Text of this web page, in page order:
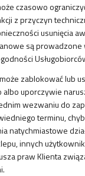
czasowo
z przyczyn
usunięcia
są prowadzone
zablokować lub
albo uporczywie
wezwaniu do
terminu,
natychmiastowe
innych
praw Klienta